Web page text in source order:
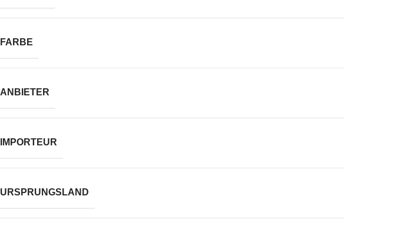
FARBE
ANBIETER
IMPORTEUR
URSPRUNGSLAND